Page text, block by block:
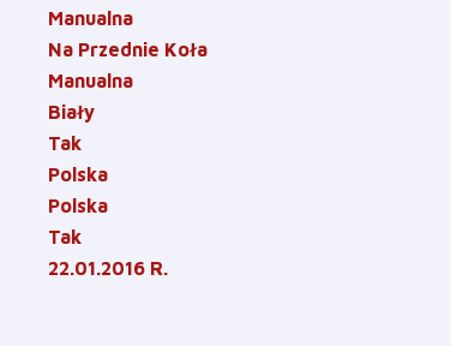
Manualna
Na Przednie Koła
Manualna
Biały
Tak
Polska
Polska
Tak
22.01.2016 R.